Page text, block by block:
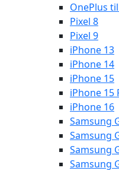
OnePlus
Pixel 8
Pixel 9
iPhone 13
iPhone 14
iPhone 15
iPhone 15
iPhone 16
Samsung
Samsung
Samsung
Samsung